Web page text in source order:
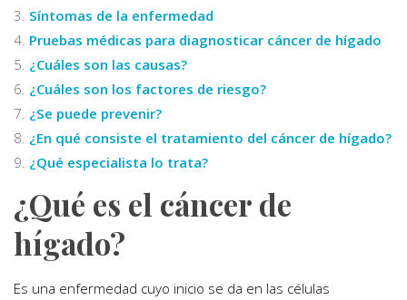
Síntomas de la enfermedad
Pruebas médicas para diagnosticar cáncer de hígado
¿Cuáles son las causas?
¿Cuáles son los factores de riesgo?
¿Se puede prevenir?
¿En qué consiste el tratamiento del cáncer de hígado?
¿Qué especialista lo trata?
¿Qué es el cáncer de
hígado?
Es una enfermedad cuyo inicio se da en las células